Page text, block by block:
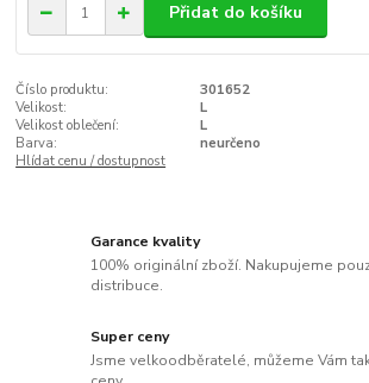
Přidat do košíku
Číslo produktu:
301652
Velikost:
L
Velikost oblečení:
L
Barva:
neurčeno
Hlídat cenu / dostupnost
Garance kvality
100% originální zboží. Nakupujeme
distribuce.
Super ceny
Jsme velkoodběratelé, můžeme Vám